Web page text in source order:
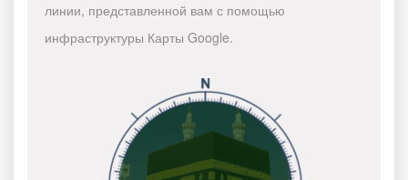
линии, представленной вам с помощью
инфраструктуры Карты Google.